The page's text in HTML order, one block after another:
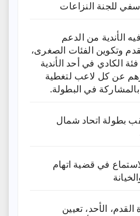
أسفي للجنة النزاعات
الأندية من الدعم
وتكوين الفئات الصغرى،
الكادي في أحد الأندية
بأداء 1000 درهم عن كل لاعب لتغطية
في البطولة.
بطولة اتحاد شمال
في قضية اتهام
القدم، الأحد، تعيين